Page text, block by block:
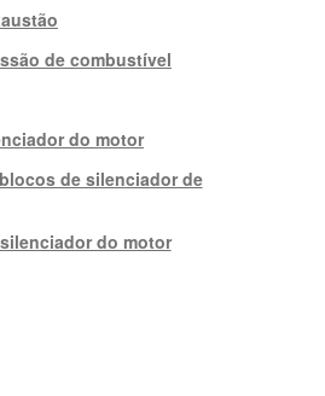
de combustível
do motor
de silenciador de
do motor